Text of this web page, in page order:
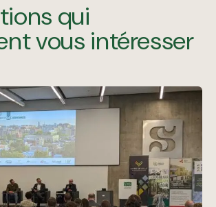
qui
vous intéresser